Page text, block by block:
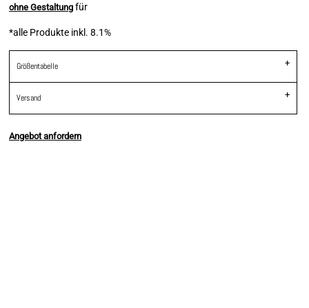
ohne Gestaltung für
*alle Produkte inkl. 8.1%
Größentabelle
Versand
Angebot anfordern